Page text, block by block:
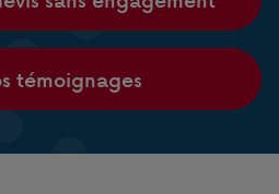
témoignages